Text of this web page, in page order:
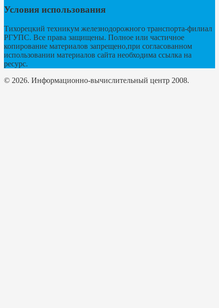
Условия использования
Тихорецкий техникум железнодорожного транспорта-филиал
РГУПС. Все права защищены. Полное или частичное
копирование материалов запрещено,при согласованном
использовании материалов сайта необходима ссылка на
ресурс.
© 2026. Информационно-вычислительный центр 2008.